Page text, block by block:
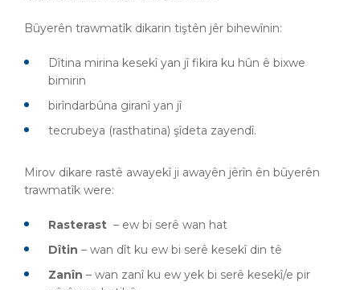
Bûyerên trawmatîk dikarin tiştên jêr bihewînin:
Dîtina mirina kesekî yan jî fikira ku hûn ê bixwe
bimirin
birîndarbûna giranî yan jî
tecrubeya (rasthatina) şîdeta zayendî.
Mirov dikare rastê awayekî ji awayên jêrîn ên bûyerên
trawmatîk were:
Rasterast – ew bi serê wan hat
Dîtin – wan dît ku ew bi serê kesekî din tê
Zanîn – wan zanî ku ew yek bi serê kesekî/e pir